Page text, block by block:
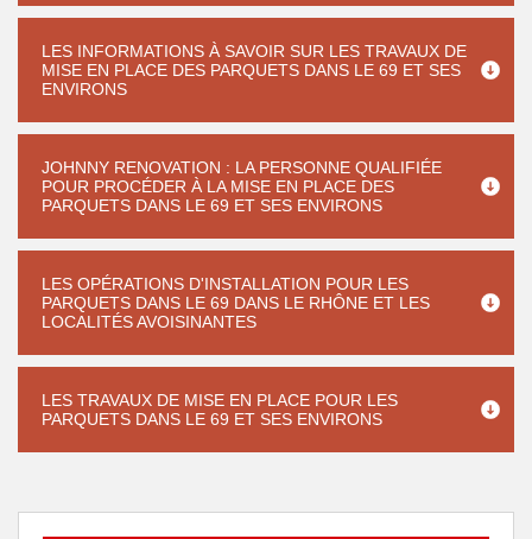
LES INFORMATIONS À SAVOIR SUR LES TRAVAUX DE
MISE EN PLACE DES PARQUETS DANS LE 69 ET SES
ENVIRONS
JOHNNY RENOVATION : LA PERSONNE QUALIFIÉE
POUR PROCÉDER À LA MISE EN PLACE DES
PARQUETS DANS LE 69 ET SES ENVIRONS
LES OPÉRATIONS D'INSTALLATION POUR LES
PARQUETS DANS LE 69 DANS LE RHÔNE ET LES
LOCALITÉS AVOISINANTES
LES TRAVAUX DE MISE EN PLACE POUR LES
PARQUETS DANS LE 69 ET SES ENVIRONS